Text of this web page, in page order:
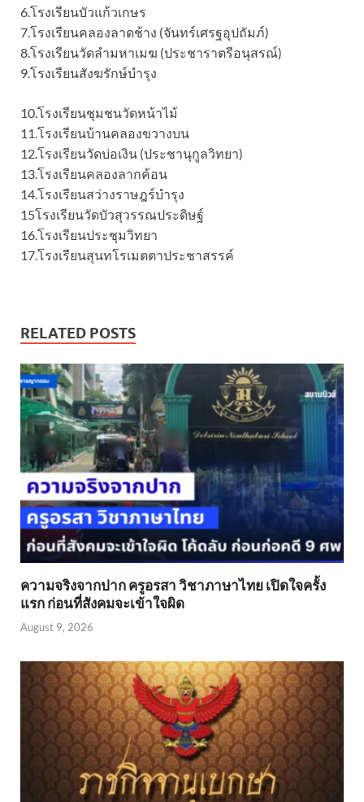
6.โรงเรียนบัวแก้วเกษร
7.โรงเรียนคลองลาดช้าง (จันทร์เศรฐอุปถัมภ์)
8.โรงเรียนวัดลำมหาเมฆ (ประชาราตรีอนุสรณ์)
9.โรงเรียนสังฆรักษ์บำรุง
10.โรงเรียนชุมชนวัดหน้าไม้
11.โรงเรียนบ้านคลองขวางบน
12.โรงเรียนวัดบ่อเงิน (ประชานุกูลวิทยา)
13.โรงเรียนคลองลากค้อน
14.โรงเรียนสว่างราษฎร์บำรุง
15โรงเรียนวัดบัวสุวรรณประดิษฐ์
16.โรงเรียนประชุมวิทยา
17.โรงเรียนสุนทโรเมตตาประชาสรรค์
RELATED POSTS
ความจริงจากปาก ครูอรสา วิชาภาษาไทย เปิดใจครั้ง
แรก ก่อนที่สังคมจะเข้าใจผิด
August 9, 2026